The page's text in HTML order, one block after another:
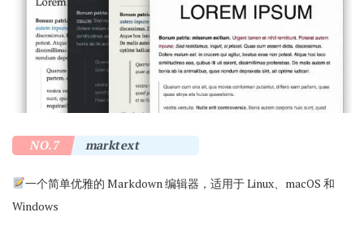
NO.7 marktext
一个简单优雅的 Markdown 编辑器，适用于 Linux、macOS 和
Windows